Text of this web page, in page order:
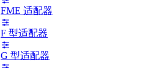
FME 适配器
F 型适配器
G 型适配器